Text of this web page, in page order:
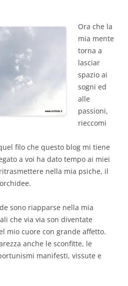
Ora che la
mia mente
torna a
lasciar
spazio ai
sogni ed
alle
passioni,
rieccomi
filo che questo blog mi tiene
a voi ha dato tempo ai miei
nella mia psiche, il
sono riapparse nella mia
che via via son diventate
mio cuore con grande affetto.
anche le sconfitte, le
manifesti, vissute e